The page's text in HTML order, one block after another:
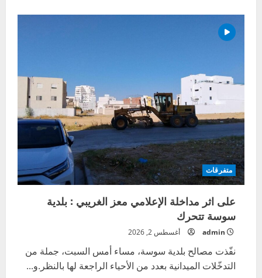
متفرقات
على اثر مداخلة الإعلامي معز الغريبي : بلدية
سوسة تتحرك
admin أغسطس 2, 2026
نفّذت مصالح بلدية سوسة، مساء أمس السبت، جملة من
التدخّلات الميدانية بعدد من الأحياء الراجعة لها بالنظر.و...